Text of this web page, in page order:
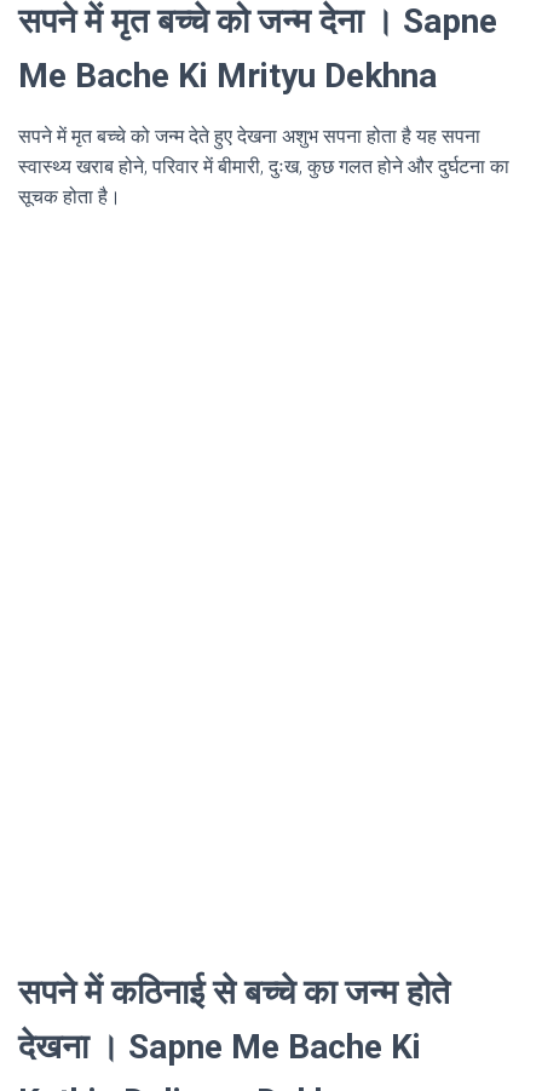
सपने में मृत बच्चे को जन्म देना । Sapne
Me Bache Ki Mrityu Dekhna
सपने में मृत बच्चे को जन्म देते हुए देखना अशुभ सपना होता है यह सपना
स्वास्थ्य खराब होने, परिवार में बीमारी, दुःख, कुछ गलत होने और दुर्घटना का
सूचक होता है।
सपने में कठिनाई से बच्चे का जन्म होते
देखना । Sapne Me Bache Ki